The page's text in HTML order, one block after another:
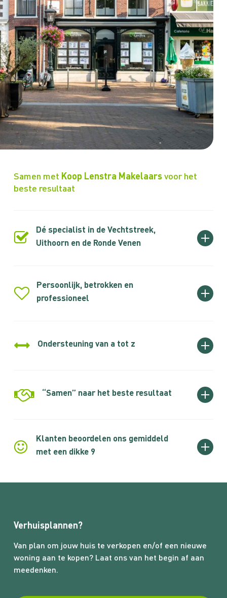
Samen met Koop Lenstra Makelaarsvoor het
beste resultaat
Dé specialist in de Vechtstreek,
Uithoorn en de Ronde Venen
is ons daarom onbekend.
Persoonlijk, betrokken en
professioneel
en zoeken naar de beste mogelijkheden voor jouw
situatie.
Ondersteuning van a tot z
maatwerkadvies of nieuwbouw gaat. Bij elke stap ben
je verzekerd van professioneel en persoonlijk advies.
“Samen” naar het beste resultaat
voor een opgeruimd huis, dan zorgen wij voor
enthousiaste kopers.
Klanten beoordelen ons gemiddeld
met een dikke 9
prachtige score waar we erg trots op zijn en iedere
Verhuisplannen?
Van plan om jouw huis te verkopen en/of een nieuwe
woning aan te kopen? Laat ons van het begin af aan
meedenken.